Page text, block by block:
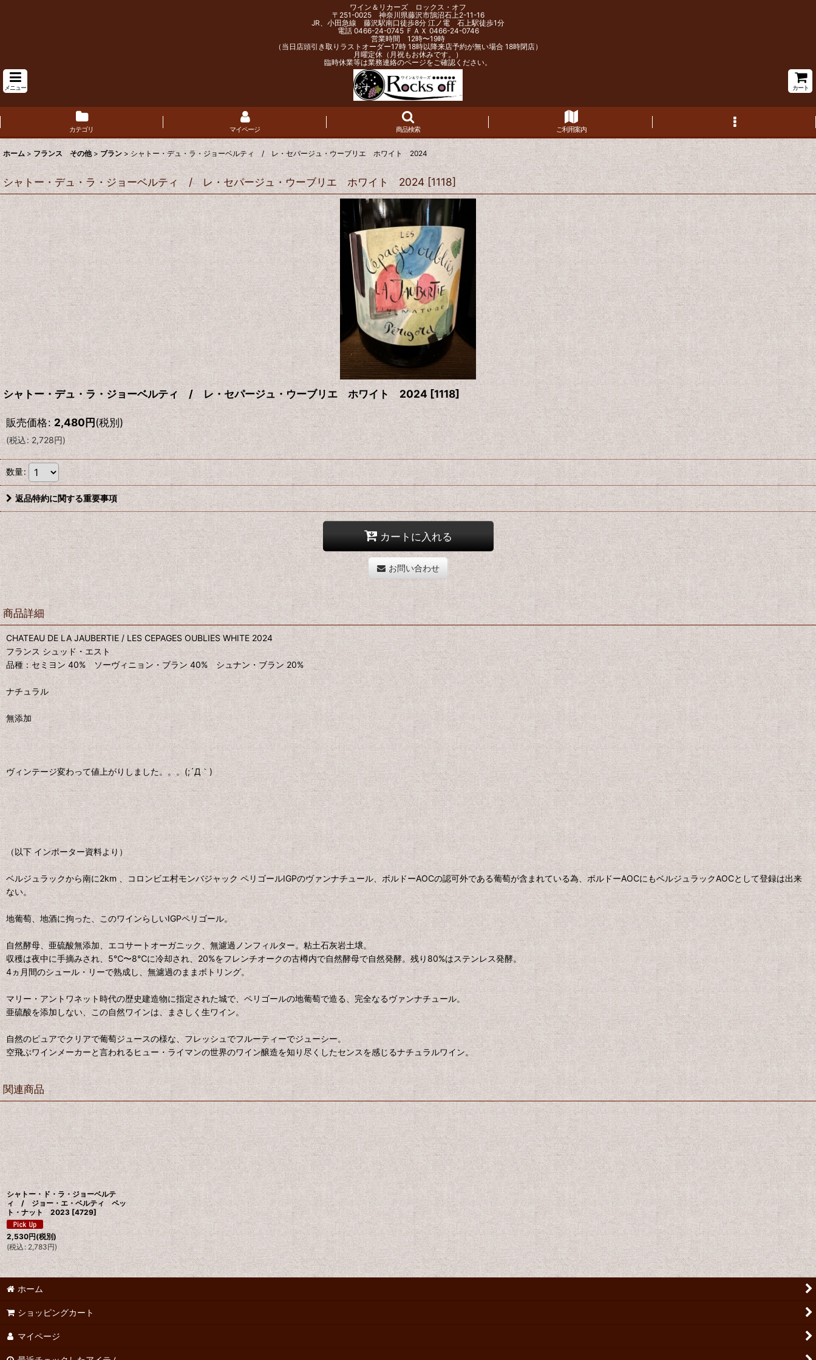
ワイン＆リカーズ ロックス・オフ
〒251-0025 神奈川県藤沢市鵠沼石上2-11-16
JR、小田急線 藤沢駅南口徒歩8分 江ノ電 石上駅徒歩1分
電話 0466-24-0745 ＦＡＸ 0466-24-0746
営業時間 12時〜19時
（当日店頭引き取りラストオーダー17時 18時以降来店予約が無い場合 18時閉店）
月曜定休（月祝もお休みです。）
臨時休業等は業務連絡のページをご確認ください。
メニュー カート
カテゴリ マイページ 商品検索 ご利用案内
ホーム > フランス その他 > ブラン > シャトー・デュ・ラ・ジョーベルティ / レ・セパージュ・ウーブリエ ホワイト 2024
シャトー・デュ・ラ・ジョーベルティ / レ・セパージュ・ウーブリエ ホワイト 2024 [1118]
シャトー・デュ・ラ・ジョーベルティ / レ・セパージュ・ウーブリエ ホワイト 2024 [1118]
販売価格: 2,480円(税別)
(税込: 2,728円)
数量:
返品特約に関する重要事項
カートに入れる
お問い合わせ
商品詳細
CHATEAU DE LA JAUBERTIE / LES CEPAGES OUBLIES WHITE 2024
フランス シュッド・エスト
品種：セミヨン 40% ソーヴィニョン・ブラン 40% シュナン・ブラン 20%
ナチュラル
無添加
ヴィンテージ変わって値上がりしました。。。(;´Д｀)
（以下 インポーター資料より）
ベルジュラックから南に2km 、コロンビエ村モンバジャック ペリゴールIGPのヴァンナチュール、ボルドーAOCの認可外である葡萄が含まれている為、ボルドーAOCにもベルジュラックAOCとして登録は出来
ない。
地葡萄、地酒に拘った、このワインらしいIGPペリゴール。
自然酵母、亜硫酸無添加、エコサートオーガニック、無濾過ノンフィルター。粘土石灰岩土壌。
収穫は夜中に手摘みされ、5℃〜8℃に冷却され、20%をフレンチオークの古樽内で自然酵母で自然発酵。残り80%はステンレス発酵。
4ヵ月間のシュール・リーで熟成し、無濾過のままボトリング。
マリー・アントワネット時代の歴史建造物に指定された城で、ペリゴールの地葡萄で造る、完全なるヴァンナチュール。
亜硫酸を添加しない、この自然ワインは、まさしく生ワイン。
自然のピュアでクリアで葡萄ジュースの様な、フレッシュでフルーティーでジューシー。
空飛ぶワインメーカーと言われるヒュー・ライマンの世界のワイン醸造を知り尽くしたセンスを感じるナチュラルワイン。
関連商品
シャトー・ド・ラ・ジョーベルテ
ィ / ジョー・エ・ベルティ ペッ
ト・ナット 2023 [4729]
2,530円(税別)
(税込: 2,783円)
ホーム
ショッピングカート
マイページ